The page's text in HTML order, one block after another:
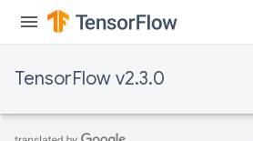
TensorFlow v2.3.0